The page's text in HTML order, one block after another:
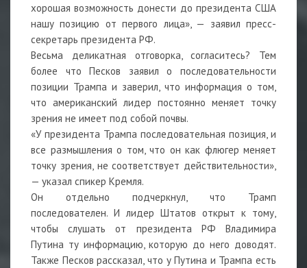
хорошая возможность донести до президента США
нашу позицию от первого лица», — заявил пресс-
секретарь президента РФ.
Весьма деликатная отговорка, согласитесь? Тем
более что Песков заявил о последовательности
позиции Трампа и заверил, что информация о том,
что американский лидер постоянно меняет точку
зрения не имеет под собой почвы.
«У президента Трампа последовательная позиция, и
все размышления о том, что он как флюгер меняет
точку зрения, не соответствует действительности»,
— указал спикер Кремля.
Он отдельно подчеркнул, что Трамп
последователен. И лидер Штатов открыт к тому,
чтобы слушать от президента РФ Владимира
Путина ту информацию, которую до него доводят.
Также Песков рассказал, что у Путина и Трампа есть